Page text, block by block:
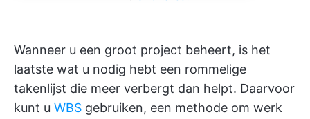
Wanneer u een groot project beheert, is het
laatste wat u nodig hebt een rommelige
takenlijst die meer verbergt dan helpt. Daarvoor
kunt u WBS gebruiken, een methode om werk